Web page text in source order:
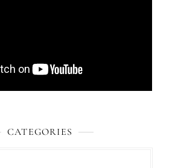
CATEGORIES